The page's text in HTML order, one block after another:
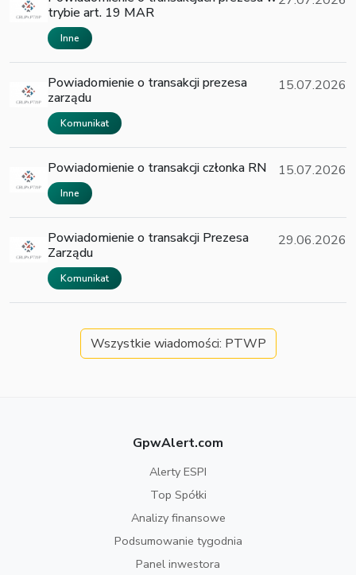
trybie art. 19 MAR
Inne
Powiadomienie o transakcji prezesa
zarządu
Komunikat
15.07.2026
Powiadomienie o transakcji członka RN
Inne
15.07.2026
Powiadomienie o transakcji Prezesa
Zarządu
Komunikat
29.06.2026
Wszystkie wiadomości: PTWP
GpwAlert.com
Alerty ESPI
Top Spółki
Analizy finansowe
Podsumowanie tygodnia
Panel inwestora